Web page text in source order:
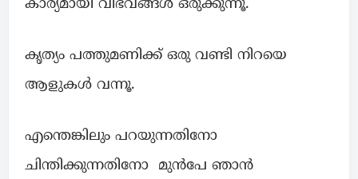
കാര്യമായി വിഭവങ്ങൾ ഒരുക്കുന്നൂ.
കൃത്യം പത്തുമണിക്ക് ഒരു വണ്ടി നിറയെ
ആളുകൾ വന്നൂ.
എന്തെങ്കിലും പറയുന്നതിനോ
ചിന്തിക്കുന്നതിനോ മുൻപേ ഞാൻ